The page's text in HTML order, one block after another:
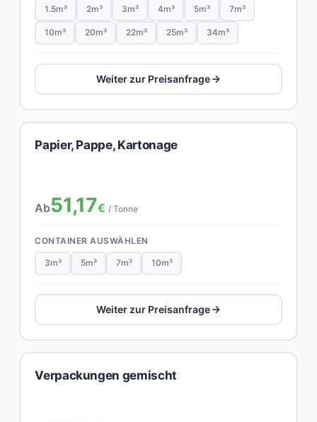
1.5m³ 2m³ 3m³ 4m³ 5m³ 7m³
10m³ 20m³ 22m³ 25m³ 34m³
Weiter zur Preisanfrage
Papier, Pappe, Kartonage
Ab51,17€ / Tonne
CONTAINER AUSWÄHLEN
3m³ 5m³ 7m³ 10m³
Weiter zur Preisanfrage
Verpackungen gemischt